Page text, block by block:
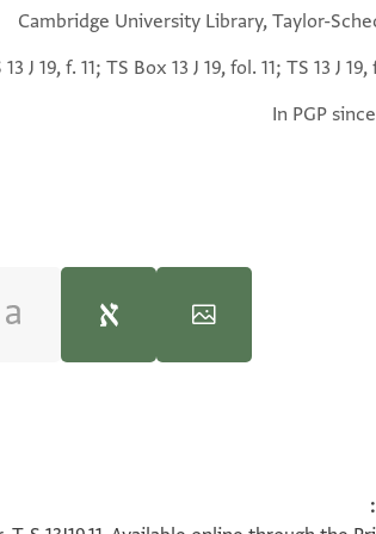
Cambridge University Library, Taylor-
J 19, f. 11; TS Box 13 J 19, fol. 11; TS 13 J 19,
In PGP
100%